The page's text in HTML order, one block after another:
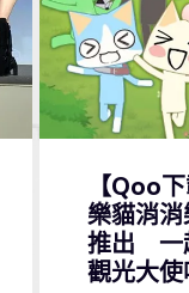
【Qoo
樂貓消
推出 一
觀光大使